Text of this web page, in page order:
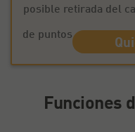
posible retirada del
de puntos
Funciones